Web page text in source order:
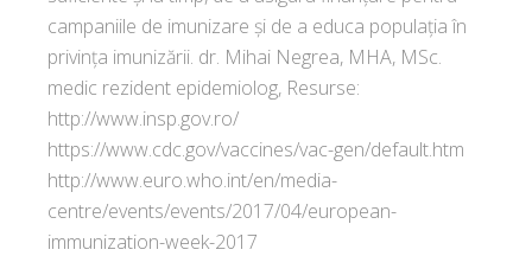
campaniile de imunizare și de a educa populația în
privința imunizării. dr. Mihai Negrea, MHA, MSc.
medic rezident epidemiolog, Resurse:
http://www.insp.gov.ro/
https://www.cdc.gov/vaccines/vac-gen/default.htm
http://www.euro.who.int/en/media-
centre/events/events/2017/04/european-
immunization-week-2017